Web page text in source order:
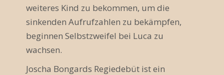
a
v
i
g
weiteres Kind zu bekommen, um die
sinkenden Aufrufzahlen zu bekämpfen,
beginnen Selbstzweifel bei Luca zu
wachsen.
Joscha Bongards Regiedebüt ist ein